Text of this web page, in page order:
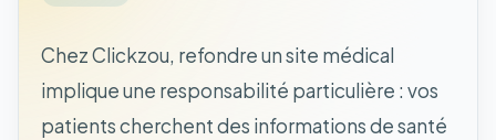
Chez Clickzou, refondre un site médical
implique une responsabilité particulière : vos
patients cherchent des informations de santé